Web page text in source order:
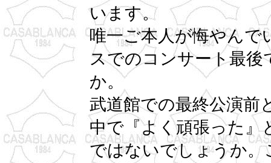
います。
唯一ご本人が悔やんで
スでのコンサート最
か。
武道館での最終公演前
中で『よく頑張った』
ではないでしょうか。